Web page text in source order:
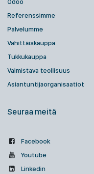
Referenssimme
Palvelumme
Vähittäiskauppa
Tukkukauppa
Valmistava teollisuus
Asiantuntijaorganisaatiot
Seuraa meitä
Facebook
Youtube
Linkedin